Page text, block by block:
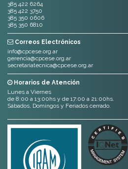
385 422 6264
385 422 3750
385 350 0606
385 350 6810
Correos Electrónicos
info@cpcese.org.ar
gerencia@cpcese.org.ar
secretariatecnica@cpcese.org.ar
Horarios de Atención
Lunes a Viernes
de 8:00 a 13:00hs y de 17:00 a 21:00hs.
Sábados, Domingos y Feriados cerrado.